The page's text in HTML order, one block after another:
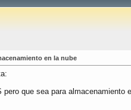
en la nube
que sea para